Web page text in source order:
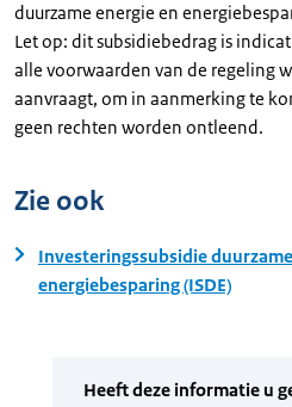
duurzame energie en
Let op: dit subsidiebedrag is
alle voorwaarden van de regeling
aanvraagt, om in aanmerking te
geen rechten worden ontleend.
Zie ook
Investeringssubsidie
energiebesparing (ISDE)